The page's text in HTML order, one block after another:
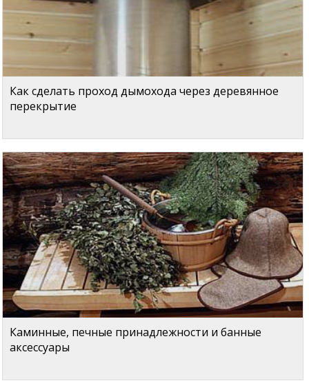
Как сделать проход дымохода через деревянное
перекрытие
Каминные, печные принадлежности и банные
аксессуары